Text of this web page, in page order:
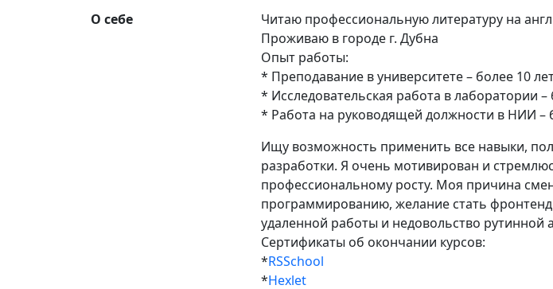
О себе
Читаю профессиональную литературу на
Проживаю в городе г. Дубна
Опыт работы:
* Преподавание в университете – более 10
* Исследовательская работа в лаборатории –
* Работа на руководящей должности в НИИ –
Ищу возможность применить все навыки,
разработки. Я очень мотивирован и
профессиональному росту. Моя причина
программированию, желание стать
удаленной работы и недовольство рутинной
Сертификаты об окончании курсов:
*RSSchool
*Hexlet